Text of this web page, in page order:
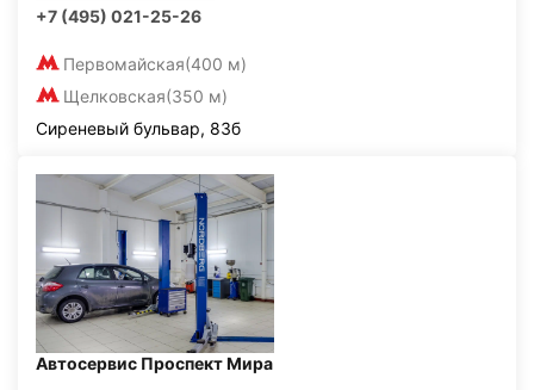
+7 (495) 021-25-26
Первомайская(400 м)
Щелковская(350 м)
Сиреневый бульвар, 83б
Автосервис Проспект Мира